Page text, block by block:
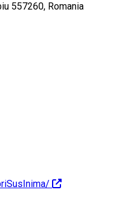
557260, Romania